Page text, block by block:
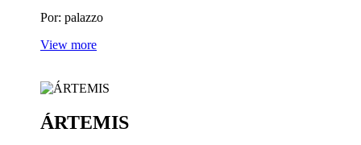
Por: palazzo
View more
ÁRTEMIS